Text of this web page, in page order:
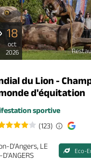
18
oct
2026
du Lion -
d'équitation
sportive
(123)
D'Angers, LE
D'ANGERS
Eco-